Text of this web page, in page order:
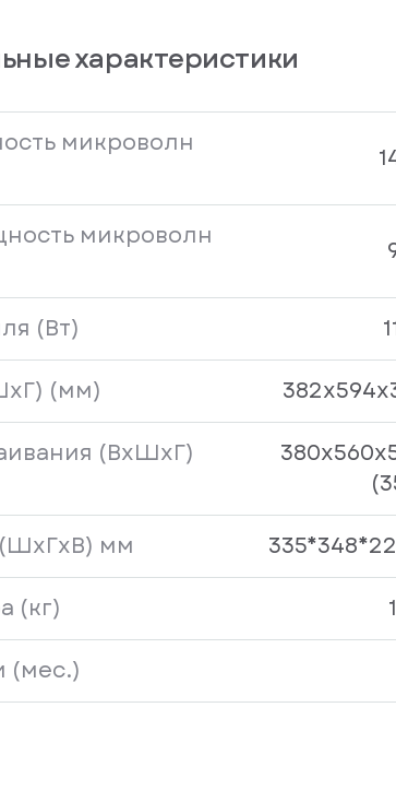
характеристики
микроволн
микроволн
(Вт)
(мм)
(ВхШхГ)
(ШxГxВ) мм
(кг)
(мес.)